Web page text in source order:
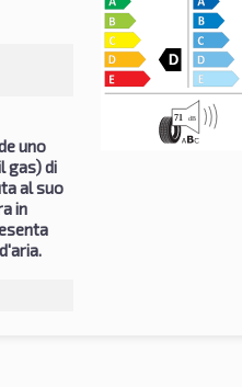
uno
gas) di
al suo
in